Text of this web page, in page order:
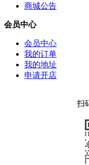
商城公告
会员中心
会员中心
我的订单
我的地址
申请开店
扫